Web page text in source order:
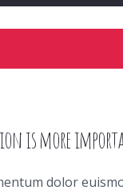
is more
dolor